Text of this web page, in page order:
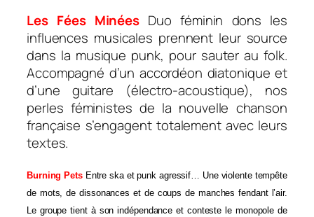
Les Fées Minées Duo féminin dons les
influences musicales prennent leur source
dans la musique punk, pour sauter au folk.
Accompagné d’un accordéon diatonique et
d’une guitare (électro-acoustique), nos
perles féministes de la nouvelle chanson
française s’engagent totalement avec leurs
textes.
Burning PetsEntre ska et punk agressif… Une violente tempête
de mots, de dissonances et de coups de manches fendant l’air.
Le groupe tient à son indépendance et conteste le monopole de